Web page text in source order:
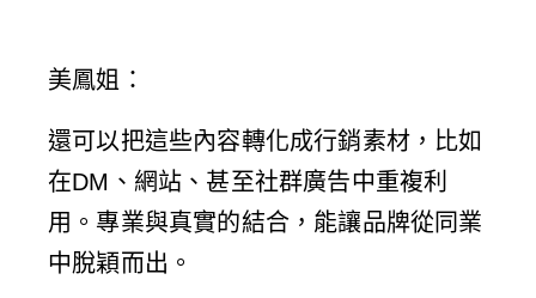
美鳳姐 ：
還可以把這些內容轉化成行銷素材，比如
在DM、網站、甚至社群廣告中重複利
用。專業與真實的結合，能讓品牌從同業
中脫穎而出。